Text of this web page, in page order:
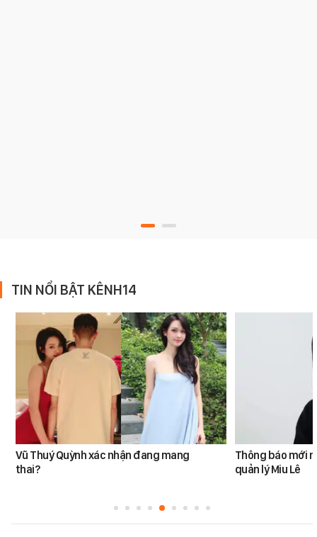
TIN NỔI BẬT KÊNH14
Vũ Thuý Quỳnh xác nhận đang mang
thai?
Thông báo mới
quản lý Miu Lê